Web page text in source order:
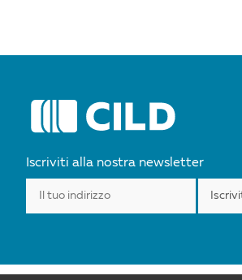
Iscriviti alla nostra newsletter